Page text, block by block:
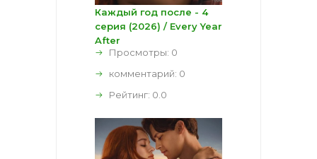
Каждый год после - 4
серия (2026) / Every Year
After
Просмотры: 0
комментарий: 0
Рейтинг: 0.0